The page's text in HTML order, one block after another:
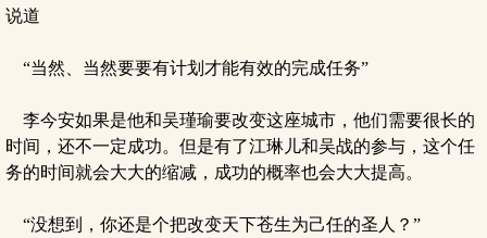
说道
“当然、当然要要有计划才能有效的完成任务”
李今安如果是他和吴瑾瑜要改变这座城市，他们需要很长的
时间，还不一定成功。但是有了江琳儿和吴战的参与，这个任
务的时间就会大大的缩减，成功的概率也会大大提高。
“没想到，你还是个把改变天下苍生为己任的圣人？”